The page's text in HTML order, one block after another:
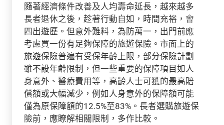
隨著經濟條件改善及人均壽命延長，越來越多
長者退休之後，趁著行動自如，時間充裕，會
四出遊歷。但意外難料，為防萬一，出門前應
考慮買一份有足夠保障的旅遊保險。市面上的
旅遊保險普遍有受保年齡上限，部分保險計劃
雖不設年齡限制，但一些重要的保障項目如人
身意外、醫療費用等，高齡人士可獲的最高賠
償額或大幅減少，例如人身意外的保障額可能
僅為原保障額的12.5%至83%。長者選購旅遊保
險前，應瞭解相關限制，多作比較。